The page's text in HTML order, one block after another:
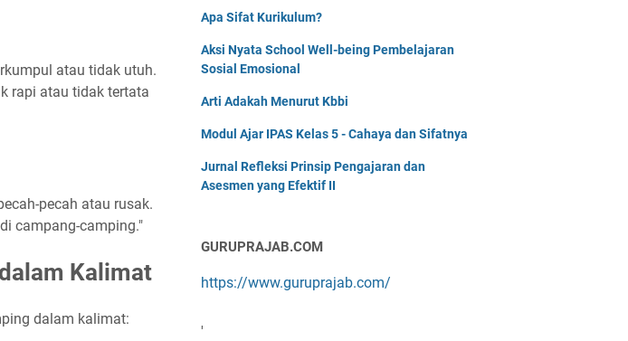
atau tidak utuh.
rapi atau tidak tertata
pecah atau rusak.
campang-camping."
Kalimat
dalam kalimat:
Apa Sifat Kurikulum?
Aksi Nyata School Well-being Pembelajaran
Sosial Emosional
Arti Adakah Menurut Kbbi
Modul Ajar IPAS Kelas 5 - Cahaya dan Sifatnya
Jurnal Refleksi Prinsip Pengajaran dan
Asesmen yang Efektif II
GURUPRAJAB.COM
https://www.guruprajab.com/
'